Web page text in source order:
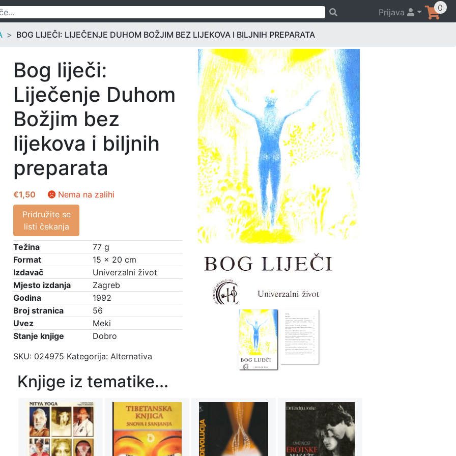
Prijava 0
BOG LIJEČI: LIJEČENJE DUHOM BOŽJIM BEZ LIJEKOVA I BILJNIH PREPARATA
Bog liječi:
Liječenje Duhom
Božjim bez
lijekova i biljnih
preparata
€1,50
Nema na zalihi
Pridružite se
listi čekanja
Težina
77 g
Format
15 × 20 cm
Izdavač
Univerzalni život
Mjesto izdanja
Zagreb
Godina
1992
Broj stranica
56
Uvez
Meki
Stanje knjige
Dobro
SKU: 024975 Kategorija: Alternativa
Previous
Knjige iz tematike...